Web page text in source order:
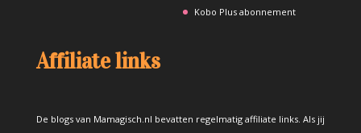
Kobo Plus abonnement
Affiliate links
De blogs van Mamagisch.nl bevatten regelmatig affiliate links. Als jij